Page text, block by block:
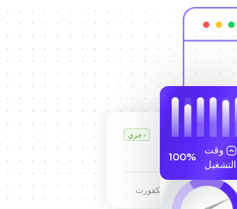
VPS كارل جري
255.189.85.19
مركز بيانات فرانكفورت
وقت
التشغيل
100%